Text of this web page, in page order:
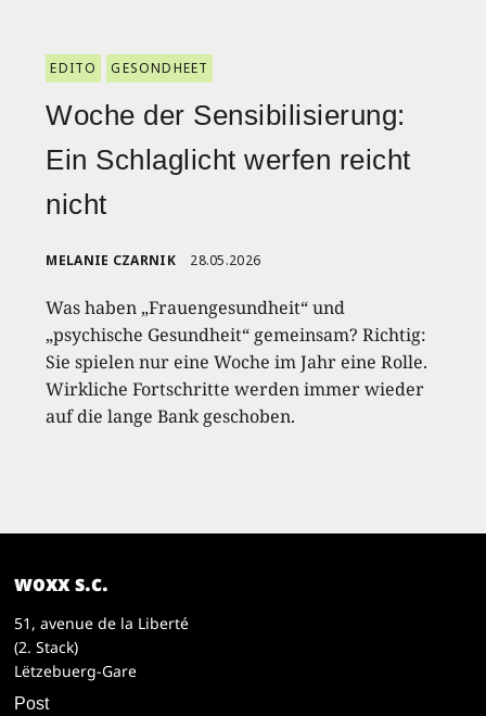
EDITO GESONDHEET
Woche der Sensibilisierung:
Ein Schlaglicht werfen reicht
nicht
MELANIE CZARNIK 28.05.2026
Was haben „Frauengesundheit“ und
„psychische Gesundheit“ gemeinsam? Richtig:
Sie spielen nur eine Woche im Jahr eine Rolle.
Wirkliche Fortschritte werden immer wieder
auf die lange Bank geschoben.
woxx s.c.
51, avenue de la Liberté
(2. Stack)
Lëtzebuerg-Gare
Post